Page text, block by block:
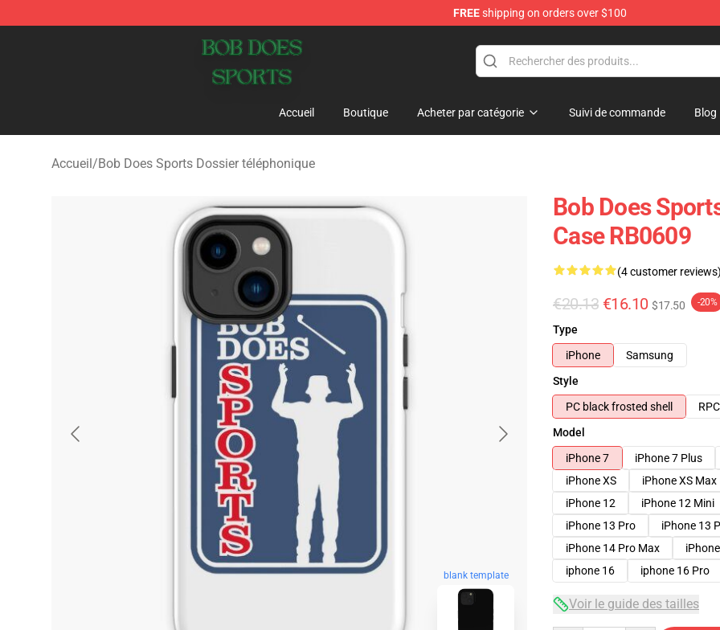
FREEshipping on orders over $100
Bob Does Sports Store - Official Bob Does Sports Merchandise Shop
Accueil Boutique Acheter par catégorie Suivi de commande Blog
Accueil/Bob Does Sports Dossier téléphonique
blank template
Bob Does
Case RB0609
(4 customer reviews)
€20.13 €16.10 $17.50 -20%
Type
iPhone
Samsung
Style
PC black frosted shell
Model
iPhone 7
iPhone 7 Plus
iPhone XS
iPhone XS Max
iPhone 12
iPhone 12 Mini
iPhone 13 Pro
iPhone 13
iPhone 14 Pro Max
iphone 16
iphone 16 Pro
Voir le guide des tailles